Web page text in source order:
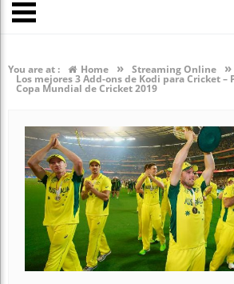
You are at : Home » Streaming Online »
Los mejores 3 Add-ons de Kodi para Cricket –
Copa Mundial de Cricket 2019